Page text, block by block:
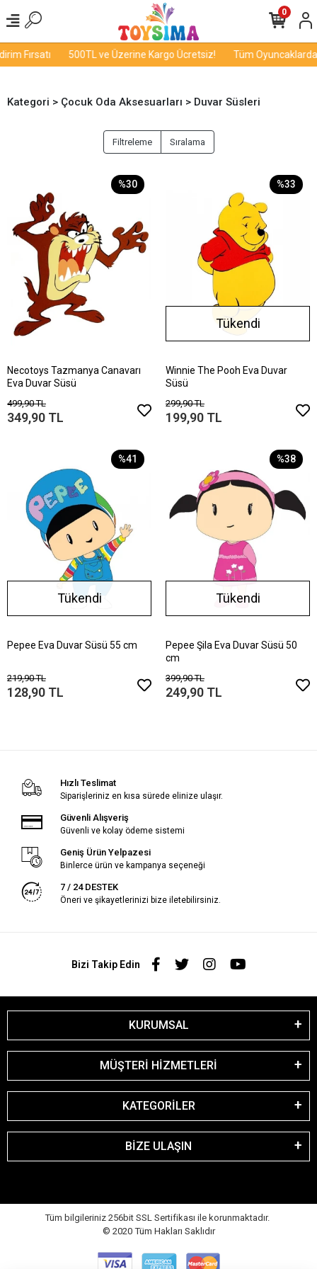
Fırsatı 500TL ve Üzerine Kargo Ücretsiz! Tüm Oyuncaklarda
0
Kategori > Çocuk Oda Aksesuarları > Duvar Süsleri
Filtreleme Sıralama
%30
Necotoys Tazmanya Canavarı
Eva Duvar Süsü
499,90 TL
349,90 TL
%33
Tükendi
Winnie The Pooh Eva Duvar
Süsü
299,90 TL
199,90 TL
%41
Tükendi
Pepee Eva Duvar Süsü 55 cm
219,90 TL
128,90 TL
%38
Tükendi
Pepee Şila Eva Duvar Süsü 50
cm
399,90 TL
249,90 TL
Hızlı Teslimat
Siparişleriniz en kısa sürede elinize ulaşır.
Güvenli Alışveriş
Güvenli ve kolay ödeme sistemi
Geniş Ürün Yelpazesi
Binlerce ürün ve kampanya seçeneği
7 / 24 DESTEK
Öneri ve şikayetlerinizi bize iletebilirsiniz.
Bizi Takip Edin
KURUMSAL
MÜŞTERİ HİZMETLERİ
KATEGORİLER
BİZE ULAŞIN
Tüm bilgileriniz 256bit SSL Sertifikası ile korunmaktadır.
© 2020 Tüm Hakları Saklıdır